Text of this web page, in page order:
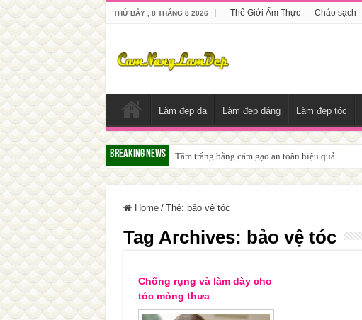
THỨ BẢY , 8 THÁNG 8 2026 Thế Giới Ẩm Thực Cháo sạch
Làm đẹp da Làm đẹp dáng Làm đẹp tóc
Breaking News Tắm trắng bằng cám gạo an toàn hiệu quả
Home / Thẻ: bảo vệ tóc
Tag Archives: bảo vệ tóc
Chống rụng và làm dày cho
tóc mỏng thưa